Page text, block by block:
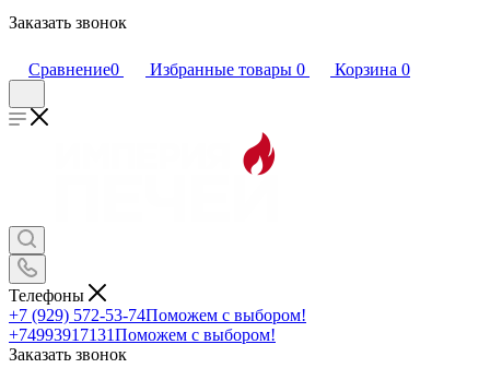
Заказать звонок
Сравнение0 Избранные товары 0 Корзина 0
Телефоны
+7 (929) 572-53-74Поможем с выбором!
+74993917131Поможем с выбором!
Заказать звонок